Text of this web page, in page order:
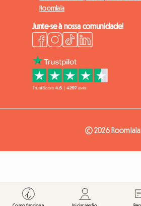
Roomlala
Junte-se à nossa comunidade!
© 2026 Roomlala